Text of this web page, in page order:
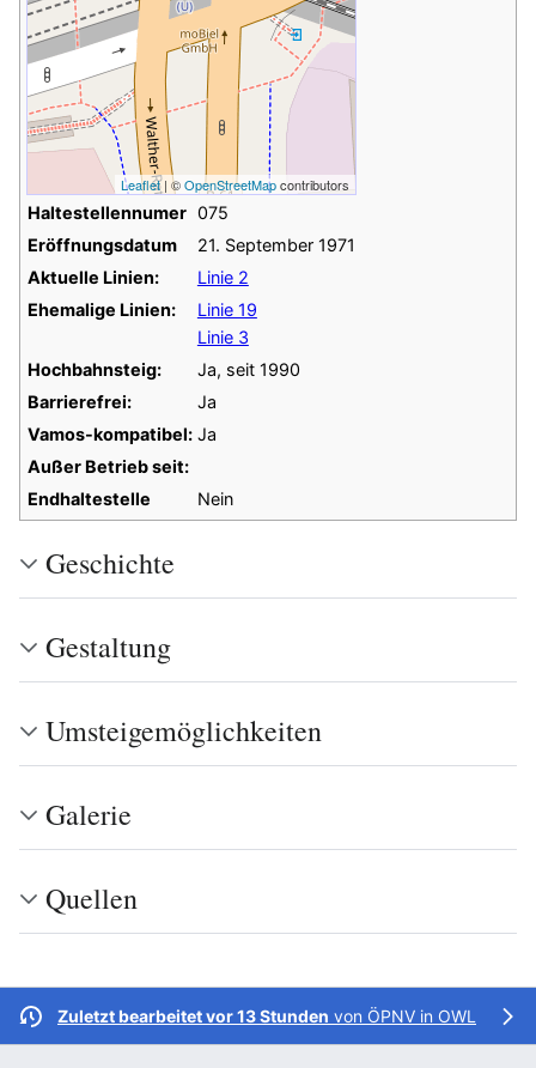
Leaflet| ©OpenStreetMapcontributors
Haltestellennumer 075
Eröffnungsdatum
21. September 1971
Aktuelle Linien:
Linie 2
Ehemalige Linien:
Linie 19
Linie 3
Hochbahnsteig:
Ja, seit 1990
Barrierefrei:
Ja
Vamos-kompatibel: Ja
Außer Betrieb seit:
Endhaltestelle
Nein
Geschichte
Gestaltung
Umsteigemöglichkeiten
Galerie
Quellen
Zuletzt bearbeitet vor 13 Stunden von ÖPNV in OWL